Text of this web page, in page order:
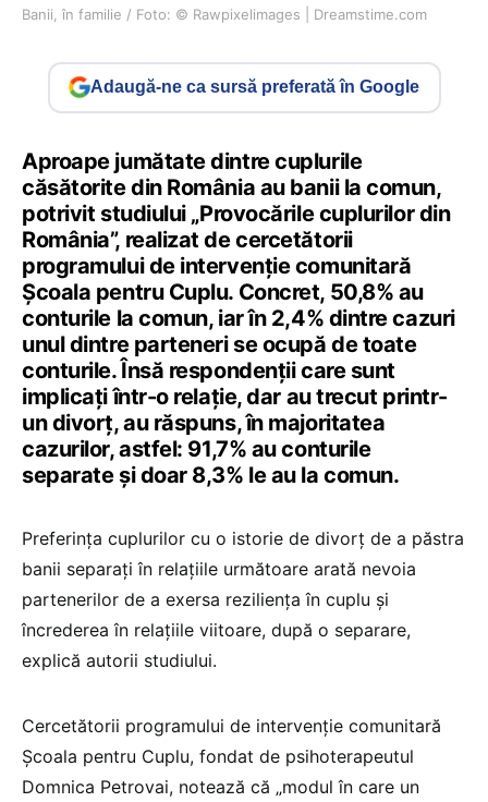
Banii, în familie / Foto: © Rawpixelimages | Dreamstime.com
Adaugă-ne ca sursă preferată în Google
Aproape jumătate dintre cuplurile
căsătorite din România au banii la comun,
potrivit studiului „Provocările cuplurilor din
România”, realizat de cercetătorii
programului de intervenție comunitară
Școala pentru Cuplu. Concret, 50,8% au
conturile la comun, iar în 2,4% dintre cazuri
unul dintre parteneri se ocupă de toate
conturile. Însă respondenții care sunt
implicați într-o relație, dar au trecut printr-
un divorț, au răspuns, în majoritatea
cazurilor, astfel: 91,7% au conturile
separate și doar 8,3% le au la comun.
Preferința cuplurilor cu o istorie de divorț de a păstra
banii separați în relațiile următoare arată nevoia
partenerilor de a exersa reziliența în cuplu și
încrederea în relațiile viitoare, după o separare,
explică autorii studiului.
Cercetătorii programului de intervenție comunitară
Școala pentru Cuplu, fondat de psihoterapeutul
Domnica Petrovai, notează că „modul în care un